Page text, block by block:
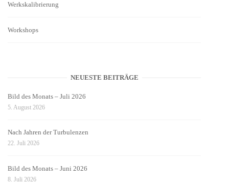
Werkskalibrierung
Workshops
NEUESTE BEITRÄGE
Bild des Monats – Juli 2026
5. August 2026
Nach Jahren der Turbulenzen
22. Juli 2026
Bild des Monats – Juni 2026
8. Juli 2026